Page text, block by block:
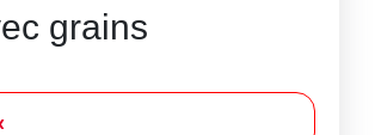
grains